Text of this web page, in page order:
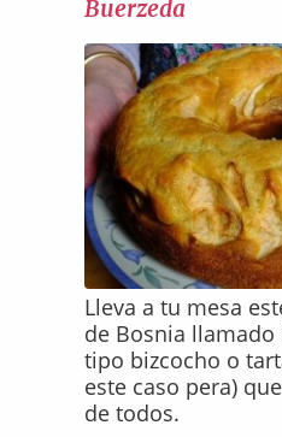
Buerzeda
Lleva a tu mesa
de Bosnia llamado
tipo bizcocho o
este caso pera)
de todos.